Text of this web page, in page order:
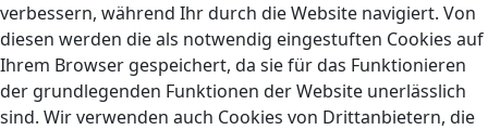
verbessern, während Ihr durch die Website navigiert. Von
diesen werden die als notwendig eingestuften Cookies auf
Ihrem Browser gespeichert, da sie für das Funktionieren
der grundlegenden Funktionen der Website unerlässlich
sind. Wir verwenden auch Cookies von Drittanbietern, die